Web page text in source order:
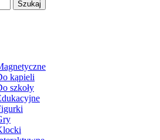
kąpieli
szkoły